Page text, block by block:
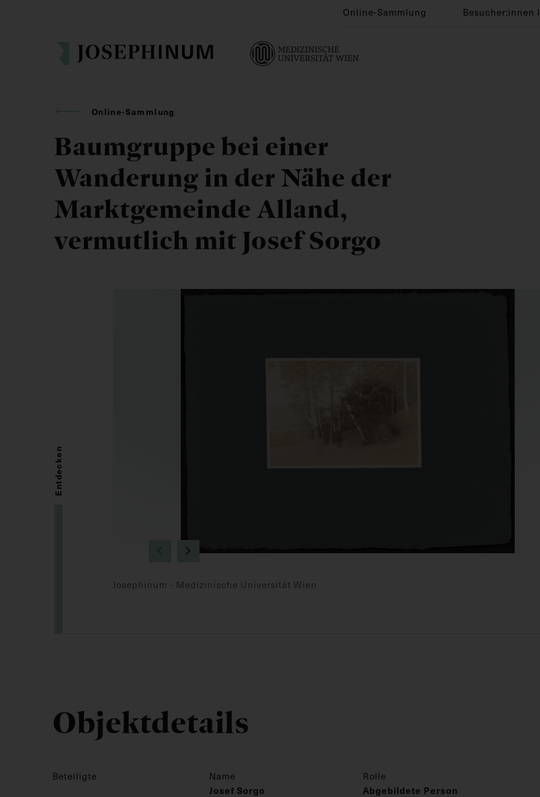
Online-Sammlung Besucher:innen
Online-Sammlung
Baumgruppe bei einer
Wanderung in der Nähe der
Marktgemeinde Alland,
vermutlich mit Josef Sorgo
Josephinum - Medizinische Universität Wien
Entdecken
Objektdetails
Beteiligte Name Rolle
Josef Sorgo Abgebildete Person